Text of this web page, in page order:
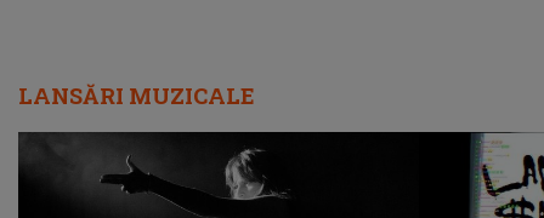
LANSĂRI MUZICALE